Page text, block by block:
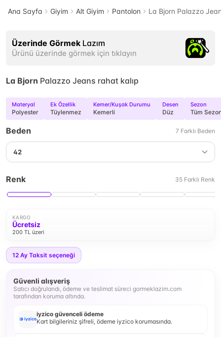
Ana Sayfa Giyim Alt Giyim Pantolon La Bjorn Palazzo
Üzerinde Görmek Lazım
Ürünü üzerinde görmek için tıklayın
La Bjorn Palazzo Jeans rahat kalıp
Materyal
Polyester
Ek Özellik
Tüylenmez
Kemer/Kuşak Durumu
Kemerli
Desen
Düz
Sezon
Tüm
Beden 7 Farklı Beden
42
Renk 35 Farklı Renk
KARGO
Ücretsiz
200 TL üzeri
12 Ay Taksit seçeneği
Güvenli alışveriş
Satıcı doğrulandı, ödeme ve teslimat süreci gormeklazim.com
tarafından koruma altında.
iyzico güvenceli ödeme
Kart bilgileriniz şifreli, ödeme iyzico korumasında.